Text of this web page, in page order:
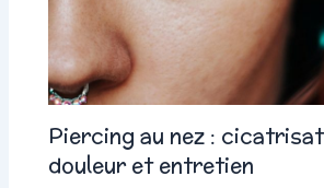
Piercing au nez :
douleur et entretien